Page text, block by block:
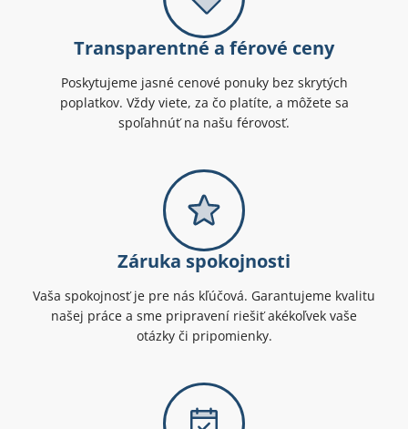
Transparentné a férové ceny
Poskytujeme jasné cenové ponuky bez skrytých
poplatkov. Vždy viete, za čo platíte, a môžete sa
spoľahnúť na našu férovosť.
Záruka spokojnosti
Vaša spokojnosť je pre nás kľúčová. Garantujeme kvalitu
našej práce a sme pripravení riešiť akékoľvek vaše
otázky či pripomienky.